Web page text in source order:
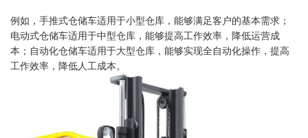
例如，手推式仓储车适用于小型仓库，能够满足客户的基本需求；
电动式仓储车适用于中型仓库，能够提高工作效率，降低运营成
本；自动化仓储车适用于大型仓库，能够实现全自动化操作，提高
工作效率，降低人工成本。